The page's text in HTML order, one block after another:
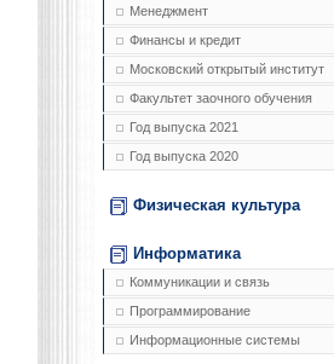
Менеджмент
Финансы и кредит
Московский открытый институт
Факультет заочного обучения
Год выпуска 2021
Год выпуска 2020
Физическая культура
Информатика
Коммуникации и связь
Программирование
Информационные системы